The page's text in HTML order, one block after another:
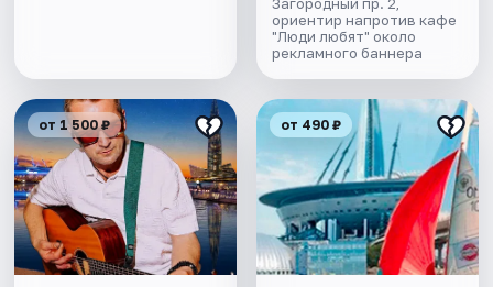
Загородный пр. 2,
ориентир напротив кафе
"Люди любят" около
рекламного баннера
от 1 500 ₽ от 490 ₽